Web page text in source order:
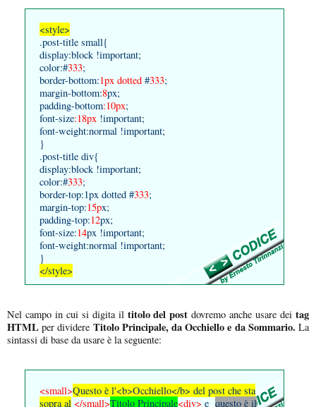
<style>
.post-title small{
display:block !important;
color:#333;
border-bottom:1px dotted #333;
margin-bottom:8px;
padding-bottom:10px;
font-size:18px !important;
font-weight:normal !important;
}
.post-title div{
display:block !important;
color:#333;
border-top:1px dotted #333;
margin-top:15px;
padding-top:12px;
font-size:14px !important;
font-weight:normal !important;
}
</style>
Nel campo in cui si digita iltitolo del post dovremo anche usare deitag
HTML per dividere Titolo Principale, da Occhiello e da Sommario. La
sintassi di base da usare è la seguente:
<small>Questo è l'<b>Occhiello</b> del post che sta
sopra al </small>Titolo Principale<div> e questo è il